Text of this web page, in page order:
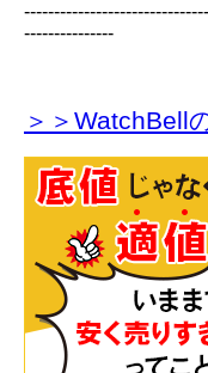
---------------
＞＞WatchBell